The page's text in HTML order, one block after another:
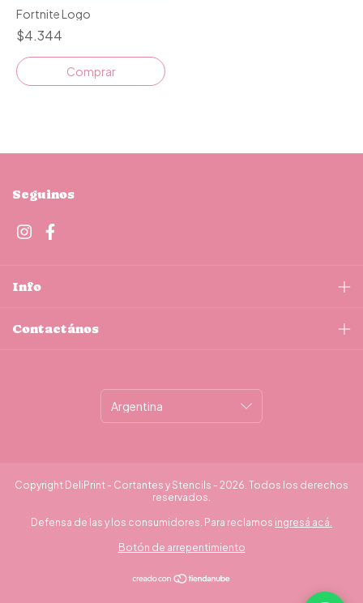
Fortnite Logo
$4.344
Comprar
Seguinos
Info
Contactános
Copyright DeliPrint - Cortantes y Stencils - 2026. Todos los derechos
reservados.
Defensa de las y los consumidores. Para reclamos ingresá acá.
Botón de arrepentimiento